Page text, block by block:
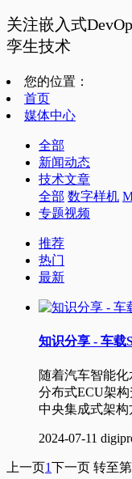
关注嵌入式
孪生技术
您的位置：
首页
媒体中心
全部
新闻动态
技术文章
全部 数字样机
专题视频
推荐
热门
最新
知识分享 - 车载
随着汽车智能
分布式ECU架
中央集成式架构
2024-07-11
上一页1下一页 转至第